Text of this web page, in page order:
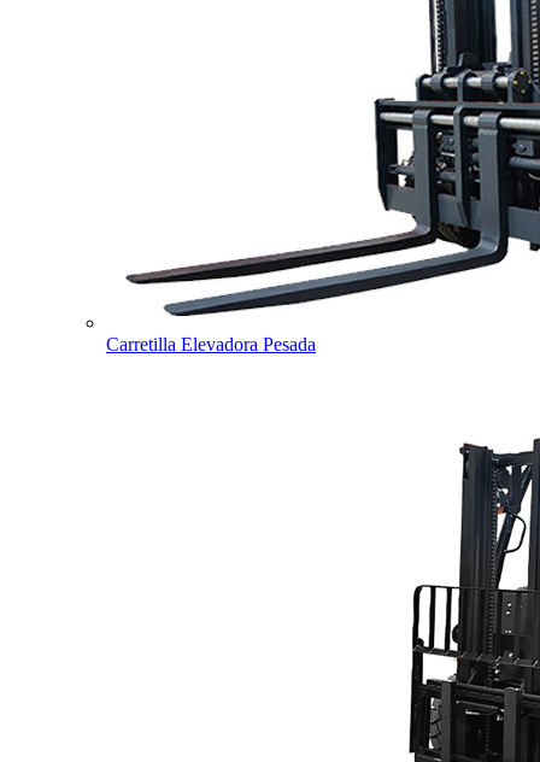
Carretilla Elevadora Pesada